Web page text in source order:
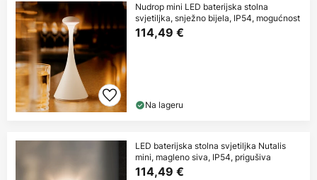
Nudrop mini LED baterijska stolna
svjetiljka, snježno bijela, IP54, mogućnost
114,49 €
Na lageru
LED baterijska stolna svjetiljka Nutalis
mini, magleno siva, IP54, prigušiva
114,49 €